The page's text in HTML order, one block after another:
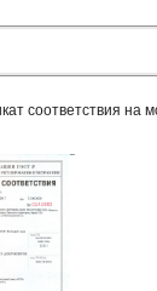
на изобретение
о
соответствия
награжден
ООО
соответствия на